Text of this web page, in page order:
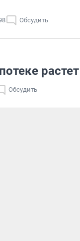
Обсудить
растет
Обсудить